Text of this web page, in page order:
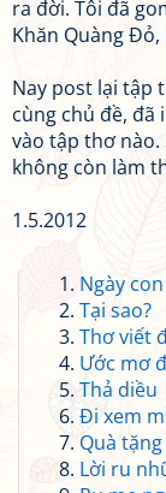
ra đời. Tôi đã
Khăn Quàng
Nay post lại tập
cùng chủ đề, đã
vào tập thơ
không còn làm
1.5.2012
Ngày
Tại sao?
Thơ viết
Ước mơ
Thả diều
Đi xem
Quà
Lời ru